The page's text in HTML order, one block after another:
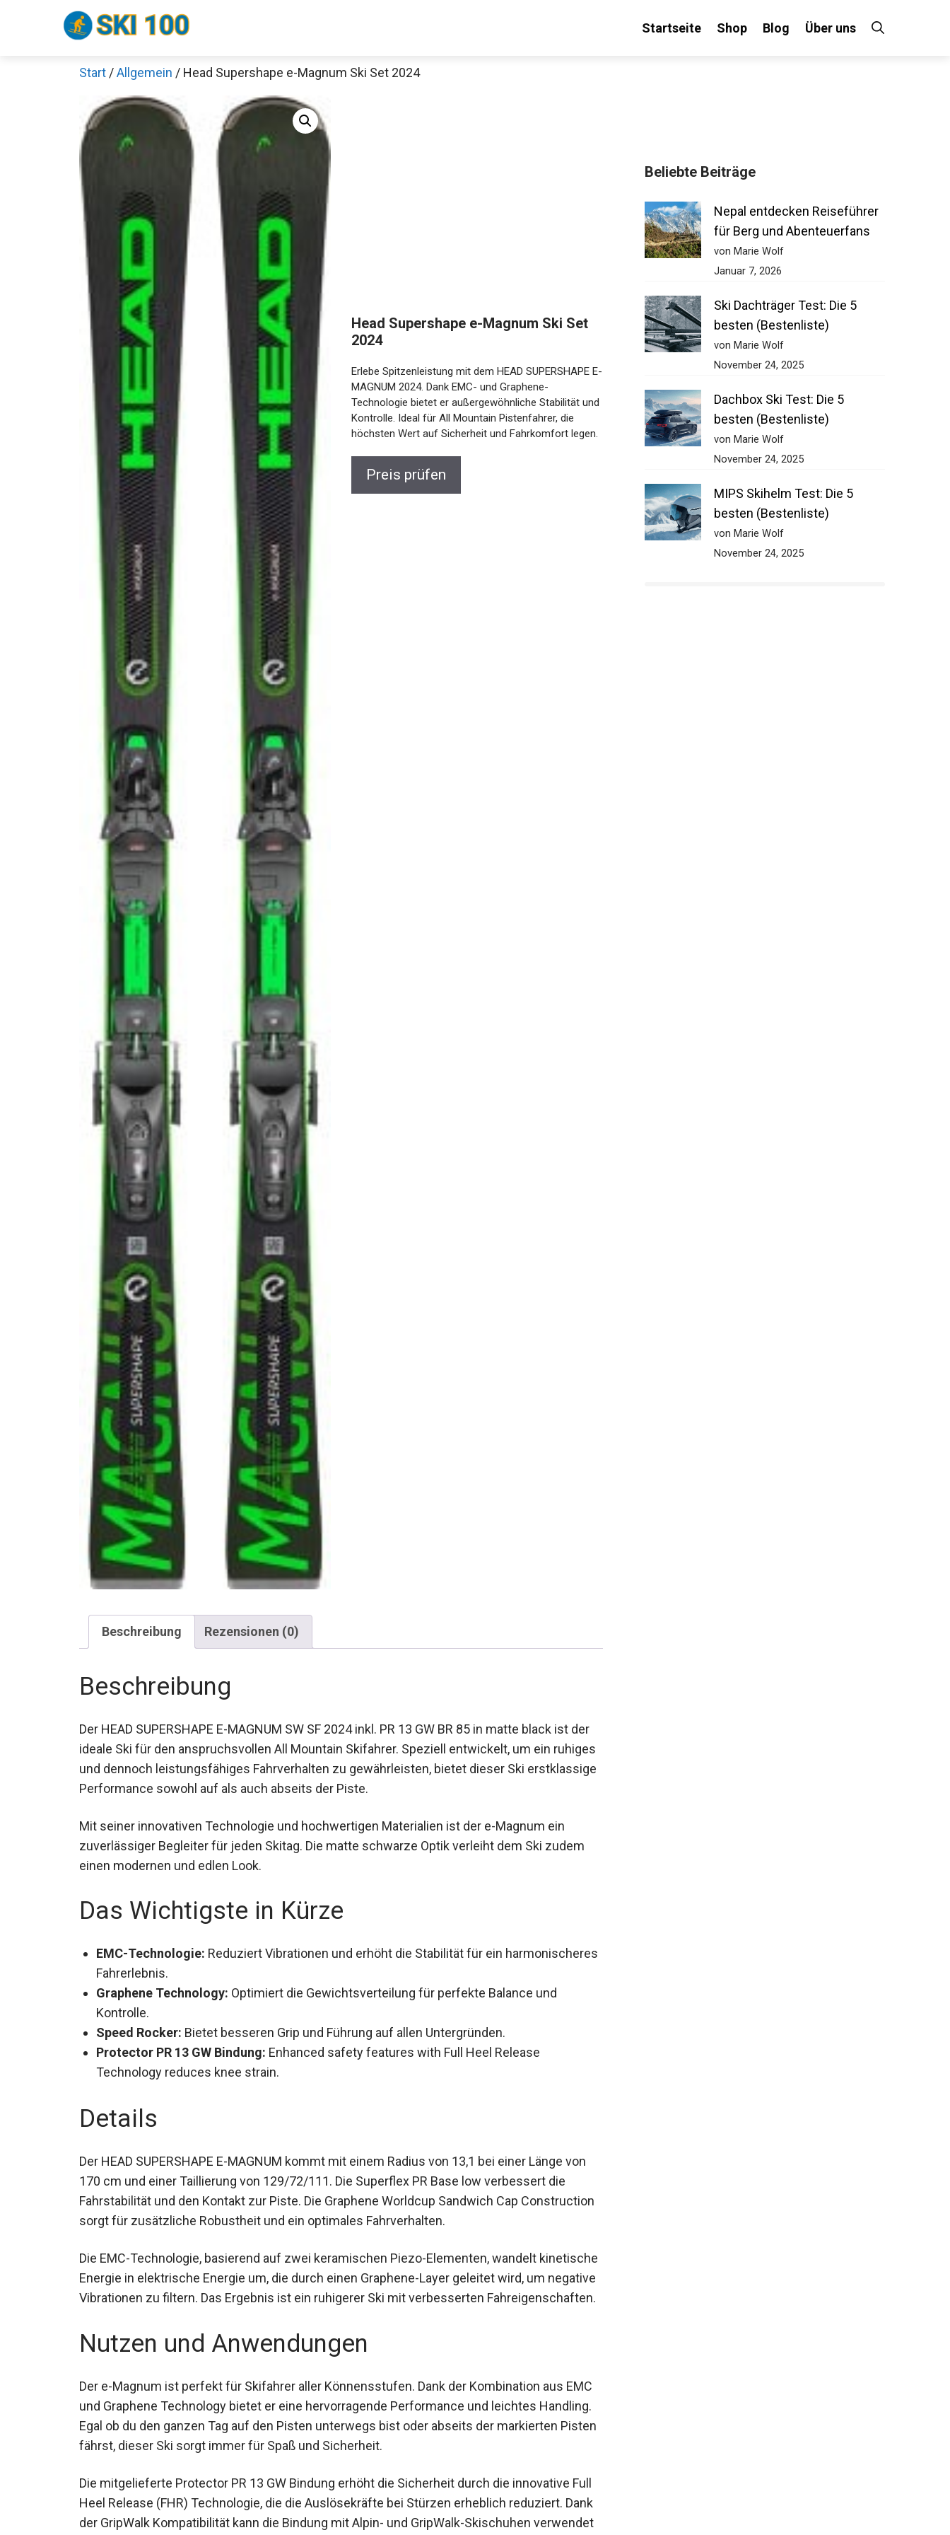
Startseite Shop Blog Über uns
Start /Allgemein / Head Supershape e-Magnum Ski Set 2024
Head Supershape e-Magnum Ski Set
2024
Erlebe Spitzenleistung mit dem HEAD SUPERSHAPE
E-MAGNUM 2024. Dank EMC- und Graphene-
Technologie bietet er außergewöhnliche Stabilität
und Kontrolle. Ideal für All Mountain Pistenfahrer, die
höchsten Wert auf Sicherheit und Fahrkomfort legen.
Preis prüfen
ideale Ski für den anspruchsvollen All Mountain Skifahrer. Speziell entwickelt, um ein
ruhiges und dennoch leistungsfähiges Fahrverhalten zu gewährleisten, bietet dieser Ski
erstklassige Performance sowohl auf als auch abseits der Piste.
zuverlässiger Begleiter für jeden Skitag. Die matte schwarze Optik verleiht dem Ski zudem
einen modernen und edlen Look.
harmonischeres Fahrerlebnis.
Graphene Technology:
Kontrolle.
Speed Rocker:
Protector PR 13 GW Bindung:Enhanced safety features with Full Heel Release
Technology reduces knee strain.
170 cm und einer Taillierung von 129/72/111. Die Superflex PR Base low verbessert die
Fahrstabilität und den Kontakt zur Piste. Die Graphene Worldcup Sandwich Cap Construction
sorgt für zusätzliche Robustheit und ein optimales Fahrverhalten.
kinetische Energie in elektrische Energie um, die durch einen Graphene-Layer geleitet wird,
um negative Vibrationen zu filtern. Das Ergebnis ist ein ruhigerer Ski mit verbesserten
Fahreigenschaften.
Nutzen und Anwendungen
Der e-Magnum ist perfekt für Skifahrer aller Könnensstufen. Dank der Kombination aus EMC
und Graphene Technology bietet er eine hervorragende Performance und leichtes Handling.
Egal ob du den ganzen Tag auf den Pisten unterwegs bist oder abseits der markierten
Pisten fährst, dieser Ski sorgt immer für Spaß und Sicherheit.
Die mitgelieferte Protector PR 13 GW Bindung erhöht die Sicherheit durch die innovative Full
Heel Release (FHR) Technologie, die die Auslösekräfte bei Stürzen erheblich reduziert. Dank
der GripWalk Kompatibilität kann die Bindung mit Alpin- und GripWalk-Skischuhen verwendet
Beliebte Beiträge
Nepal entdecken Reiseführer
für Berg und Abenteuerfans
von Marie Wolf
Januar 7, 2026
Ski Dachträger Test: Die 5
besten (Bestenliste)
von Marie Wolf
November 24, 2025
Dachbox Ski Test: Die 5
besten (Bestenliste)
von Marie Wolf
November 24, 2025
MIPS Skihelm Test: Die 5
besten (Bestenliste)
von Marie Wolf
November 24, 2025
Schaue dir jetzt die meistverkauften Produkte im Sale bei Decathlon an!